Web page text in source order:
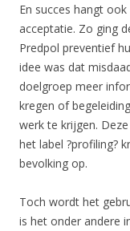
En succes hangt
acceptatie. Zo ging
Predpol preventief
idee was dat
doelgroep meer
kregen of
werk te krijgen.
het label ?profiling?
bevolking op.
Toch wordt het
is het onder andere